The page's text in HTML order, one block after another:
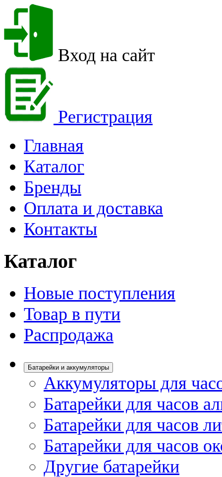
Вход на сайт
Регистрация
Главная
Каталог
Бренды
Оплата и доставка
Контакты
Каталог
Новые поступления
Товар в пути
Распродажа
Батарейки и аккумуляторы
Аккумуляторы для
Батарейки для часов
Батарейки для часов
Батарейки для часов
Другие батарейки